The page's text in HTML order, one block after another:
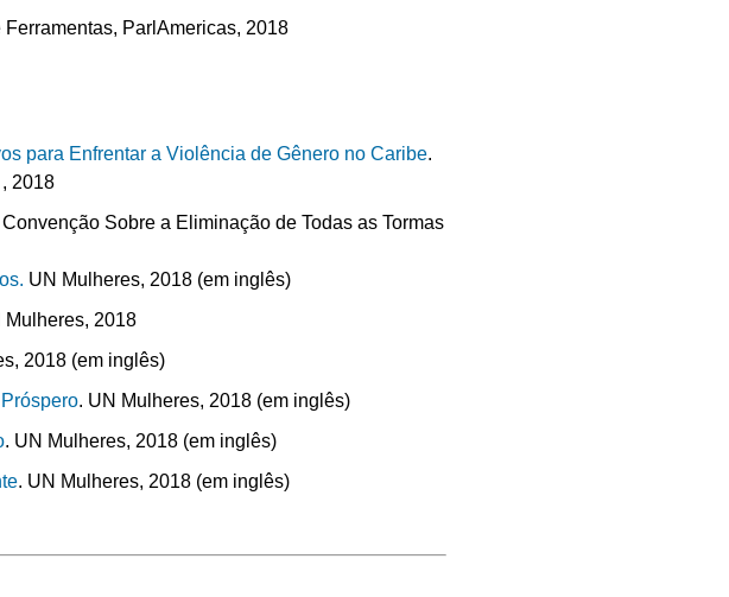
Ferramentas, ParlAmericas, 2018
para Enfrentar a Violência de Gênero no Caribe.
2018
Sobre a Eliminação de Todas as Tormas
UN Mulheres, 2018 (em inglês)
Mulheres, 2018
2018 (em inglês)
. UN Mulheres, 2018 (em inglês)
. UN Mulheres, 2018 (em inglês)
. UN Mulheres, 2018 (em inglês)